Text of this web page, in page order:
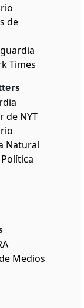
de
Times
de NYT
Natural
Medios